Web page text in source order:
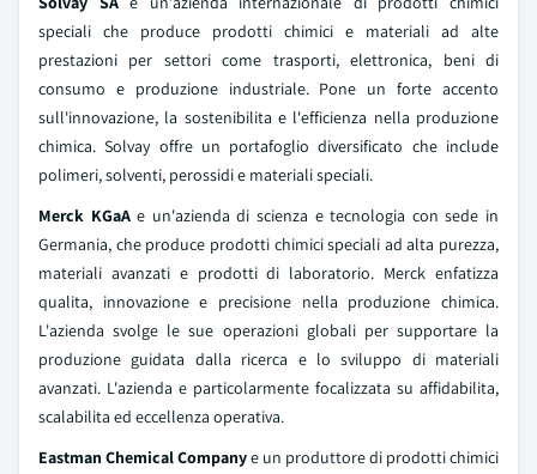
speciali che produce prodotti chimici e materiali ad alte
prestazioni per settori come trasporti, elettronica, beni di
consumo e produzione industriale. Pone un forte accento
sull'innovazione, la sostenibilita e l'efficienza nella produzione
chimica. Solvay offre un portafoglio diversificato che include
polimeri, solventi, perossidi e materiali speciali.
Merck KGaAe un'azienda di scienza e tecnologia con sede in
Germania, che produce prodotti chimici speciali ad alta purezza,
materiali avanzati e prodotti di laboratorio. Merck enfatizza
qualita, innovazione e precisione nella produzione chimica.
L'azienda svolge le sue operazioni globali per supportare la
produzione guidata dalla ricerca e lo sviluppo di materiali
avanzati. L'azienda e particolarmente focalizzata su affidabilita,
scalabilita ed eccellenza operativa.
Eastman Chemical Companye un produttore di prodotti chimici